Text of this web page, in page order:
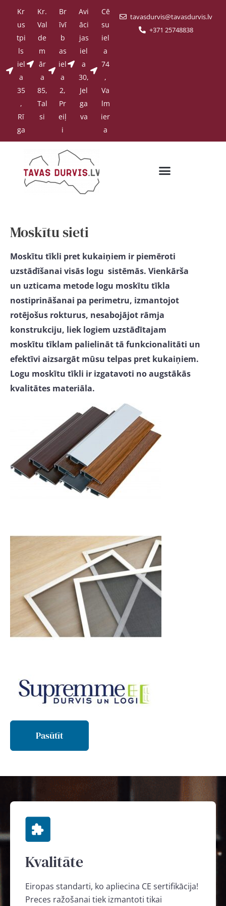
Kr
us
tpi
ls
iel
a
35
,
Rī
ga
Kr.
Val
de
m
ār
a
85,
Tal
si
Br
īvī
b
as
iel
a
2,
Pr
eiļ
i
Avi
āci
jas
iel
a
30,
Jel
ga
va
Cē
su
iel
a
74
,
Va
lm
ier
a
tavasdurvis@tavasdurvis.lv
+371 25748838
Moskītu sieti
Moskītu tīkli pret kukaiņiem ir piemēroti
uzstādīšanai visās logu sistēmās. Vienkārša
un uzticama metode logu moskītu tīkla
nostiprināšanai pa perimetru, izmantojot
rotējošus rokturus, nesabojājot rāmja
konstrukciju, liek logiem uzstādītajam
moskītu tīklam palielināt tā funkcionalitāti un
efektīvi aizsargāt mūsu telpas pret kukaiņiem.
Logu moskītu tīkli ir izgatavoti no augstākās
kvalitātes materiāla.
Pasūtīt
Kvalitāte
Eiropas standarti, ko apliecina CE sertifikācija!
Preces ražošanai tiek izmantoti tikai